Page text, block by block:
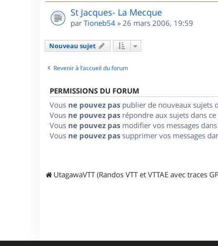
St Jacques- La Mecque
par Tioneb54 » 26 mars 2006, 19:59
Nouveau sujet
Revenir à l’accueil du forum
PERMISSIONS DU FORUM
Vous ne pouvez pas publier de nouveaux sujets
Vous ne pouvez pas répondre aux sujets dans
Vous ne pouvez pas modifier vos messages
Vous ne pouvez pas supprimer vos messages
UtagawaVTT (Randos VTT et VTTAE avec traces